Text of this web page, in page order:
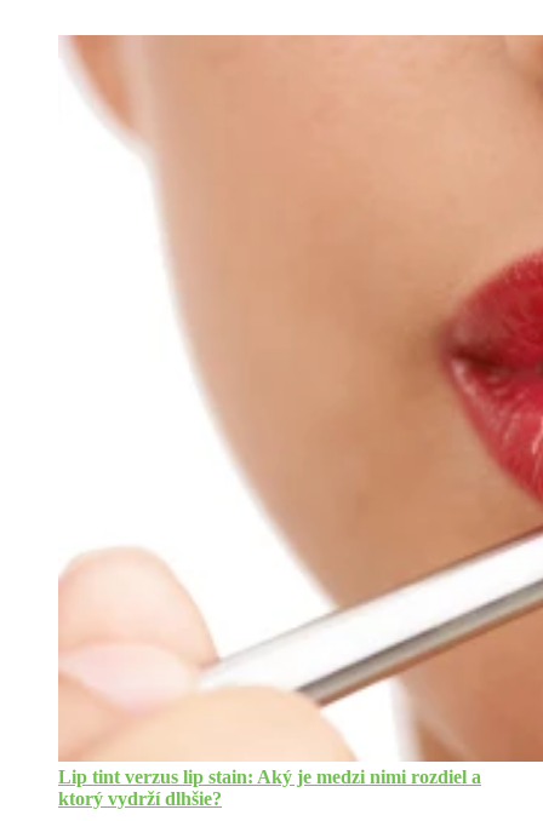
Lip tint verzus lip stain: Aký je medzi nimi rozdiel a
ktorý vydrží dlhšie?